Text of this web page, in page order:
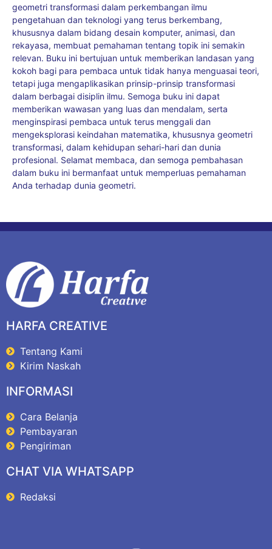
geometri transformasi dalam perkembangan ilmu
pengetahuan dan teknologi yang terus berkembang,
khususnya dalam bidang desain komputer, animasi, dan
rekayasa, membuat pemahaman tentang topik ini semakin
relevan. Buku ini bertujuan untuk memberikan landasan yang
kokoh bagi para pembaca untuk tidak hanya menguasai teori,
tetapi juga mengaplikasikan prinsip-prinsip transformasi
dalam berbagai disiplin ilmu. Semoga buku ini dapat
memberikan wawasan yang luas dan mendalam, serta
menginspirasi pembaca untuk terus menggali dan
mengeksplorasi keindahan matematika, khususnya geometri
transformasi, dalam kehidupan sehari-hari dan dunia
profesional. Selamat membaca, dan semoga pembahasan
dalam buku ini bermanfaat untuk memperluas pemahaman
Anda terhadap dunia geometri.
HARFA CREATIVE
Tentang Kami
Kirim Naskah
INFORMASI
Cara Belanja
Pembayaran
Pengiriman
CHAT VIA WHATSAPP
Redaksi